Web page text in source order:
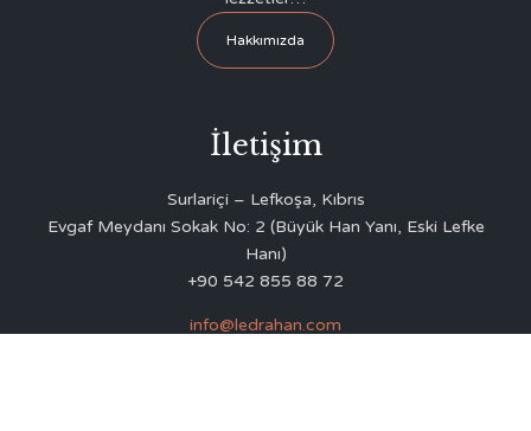
Hakkımızda
İletişim
Surlariçi – Lefkoşa, Kıbrıs
Evgaf Meydanı Sokak No: 2 (Büyük Han Yanı, Eski Lefke
Hanı)
+90 542 855 88 72
info@ledrahan.com